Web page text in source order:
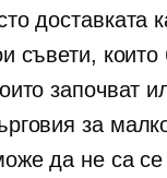
доставката
съвети,
започват
за
да не са